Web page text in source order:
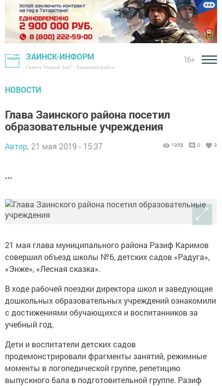
ЗАИНСК-ИНФОРМ
Газета "Новый Зай" - Заинский район
16+
НОВОСТИ
Глава Заинского района посетил
образовательные учреждения
Автор, 21 мая 2019 - 15:37 1958 0 3
...
21 мая глава муниципального района Разиф Каримов
совершил объезд школы №6, детских садов «Радуга»,
«Энже», «Лесная сказка».
В ходе рабочей поездки директора школ и заведующие
дошкольных образовательных учреждений ознакомили
с достижениями обучающихся и воспитанников за
учебный год.
Дети и воспитатели детских садов
продемонстрировали фрагменты занятий, режимные
моменты в логопедической группе, репетицию
выпускного бала в подготовительной группе. Разиф